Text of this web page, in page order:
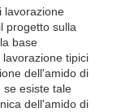
lavorazione
progetto sulla
base
tipici
dell'amido di
se esiste tale
dell'amido di